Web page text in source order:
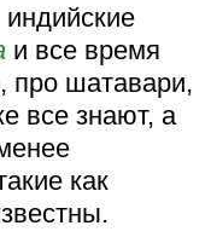
и все время
про шатавари,
все знают, а
как